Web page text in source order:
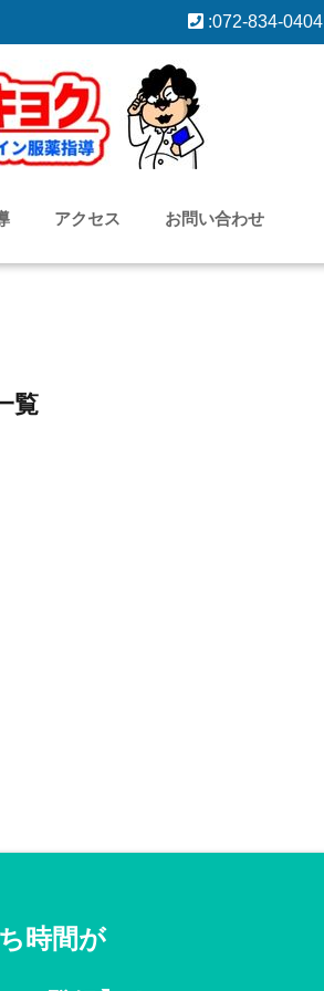
:072-834-0404
アクセス お問い合わせ
覧
時間が